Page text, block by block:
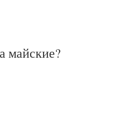
майские?